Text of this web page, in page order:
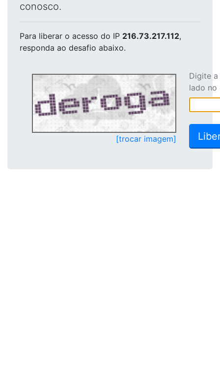
conosco.
Para liberar o acesso do IP 216.73.217.112,
responda ao desafio abaixo.
[trocar imagem]
Digite
lado no